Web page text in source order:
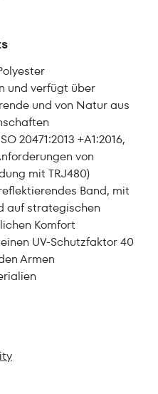
und verfügt über
und von Natur aus
20471:2013 +A1:2016,
von
mit TRJ480)
Band, mit
auf strategischen
Komfort
UV-Schutzfaktor 40
Armen